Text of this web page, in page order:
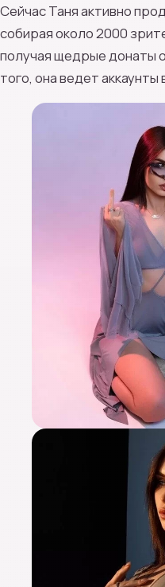
Сейчас Таня активно
собирая около 2000
получая щедрые донаты
того, она ведет